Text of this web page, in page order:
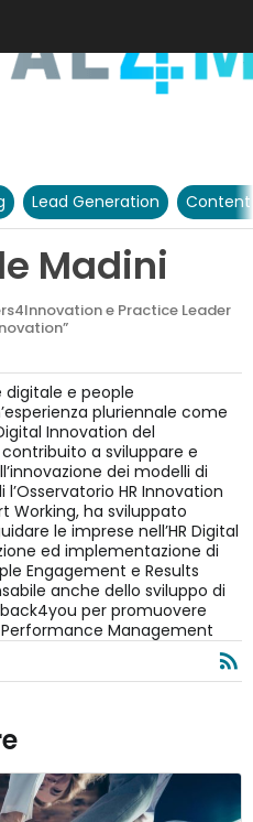
Lead Generation
Madini
e Practice Leader
digitale e people
pluriennale come
Innovation del
a sviluppare e
dei modelli di
HR Innovation
Working, ha sviluppato
le imprese nell’HR Digital
ed implementazione di
Engagement e Results
anche dello sviluppo di
per promuovere
Management